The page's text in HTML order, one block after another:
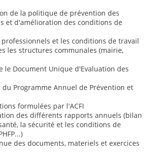
de la politique de prévention des
et d'amélioration des conditions de
et les conditions de travail
les structures communales (mairie,
le Document Unique d'Evaluation des
Programme Annuel de Prévention et
formulées par l'ACFI
des différents rapports annuels (bilan
la sécurité et les conditions de
des documents, materiels et exercices